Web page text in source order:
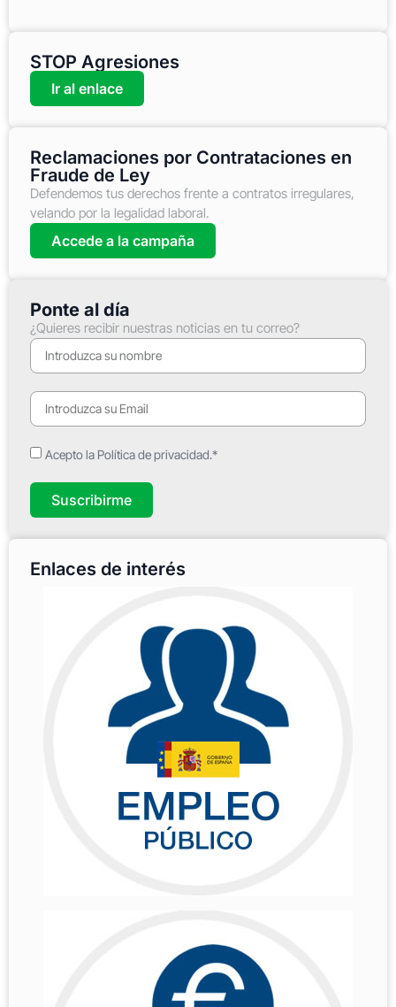
STOP Agresiones
Ir al enlace
Reclamaciones por Contrataciones en
Fraude de Ley
Defendemos tus derechos frente a contratos irregulares,
velando por la legalidad laboral.
Accede a la campaña
Ponte al día
¿Quieres recibir nuestras noticias en tu correo?
Acepto la Política de privacidad.*
Suscribirme
Enlaces de interés